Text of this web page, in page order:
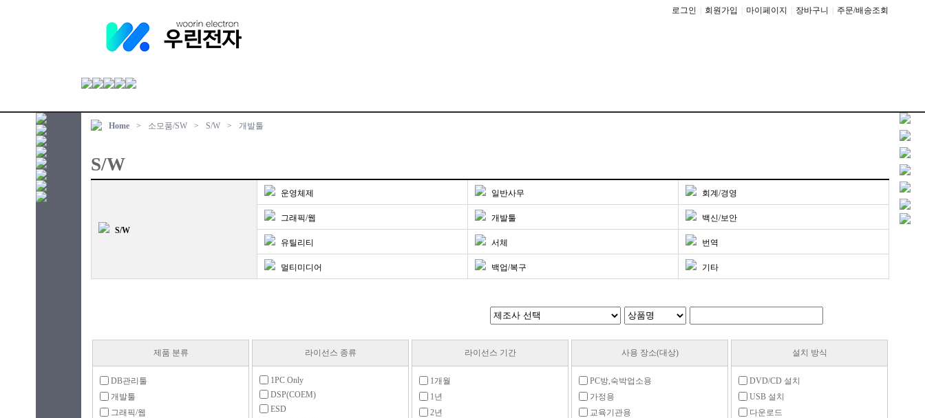
로그인 회원가입 마이페이지 장바구니 주문/배송조회
Home > 소모품/SW > S/W > 개발툴
S/W
S/W
운영체제 일반사무 회계/경영
그래픽/웹 개발툴 백신/보안
유틸리티 서체 번역
멀티미디어 백업/복구 기타
제품 분류
DB관리툴
개발툴
그래픽/웹
라이선스 종류
1PC Only
DSP(COEM)
ESD
라이선스 기간
1개월
1년
2년
사용 장소(대상)
PC방,숙박업소용
가정용
교육기관용
설치 방식
DVD/CD 설치
USB 설치
다운로드